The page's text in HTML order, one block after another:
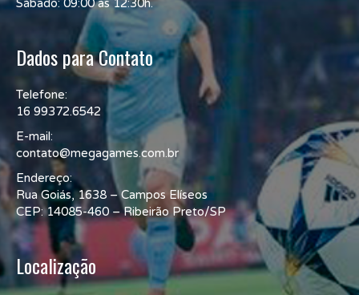
Sábado: 09:00 às 12:30h.
Dados para Contato
Telefone:
16 99372.6542
E-mail:
contato@megagames.com.br
Endereço:
Rua Goiás, 1638 – Campos Elíseos
CEP: 14085-460 – Ribeirão Preto/SP
Localização